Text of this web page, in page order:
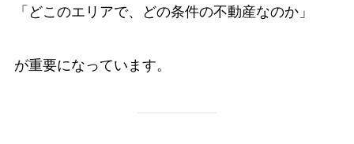
「どこのエリアで、どの条件の不動産なのか」
が重要になっています。